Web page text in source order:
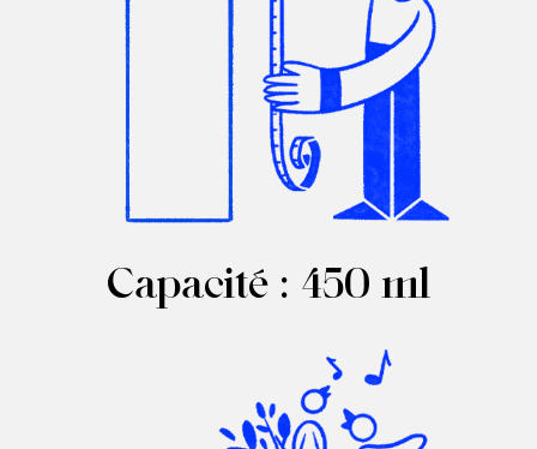
Capacité : 450 ml